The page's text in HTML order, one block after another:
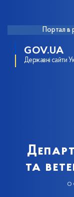
Портал в
GOV.UA
Державні сайти
та